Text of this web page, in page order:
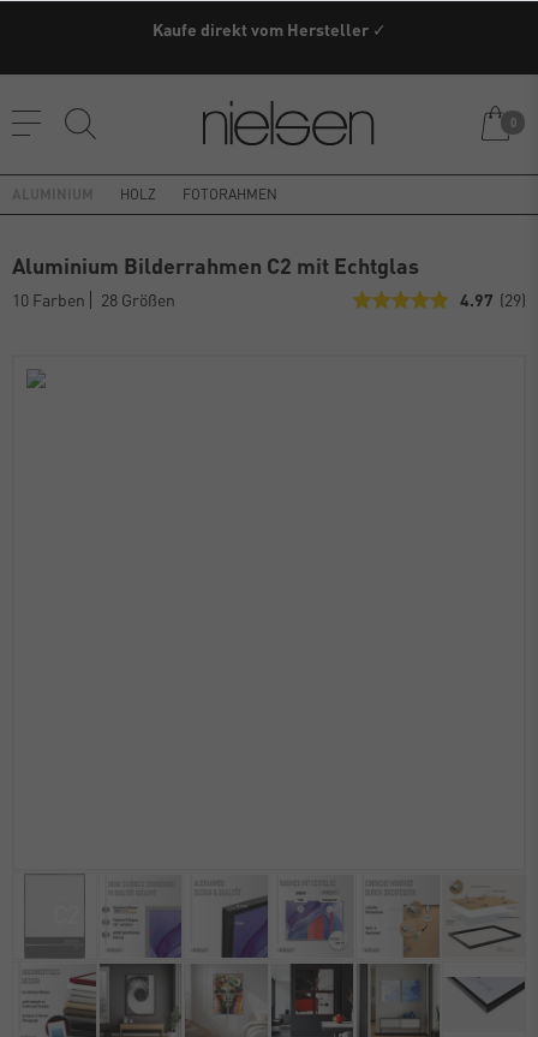
Kaufe direkt vom Hersteller ✓
0
HOLZ FOTORAHMEN
Aluminium Bilderrahmen C2 mit Echtglas
10 Farben 28 Größen 4.97 (29)